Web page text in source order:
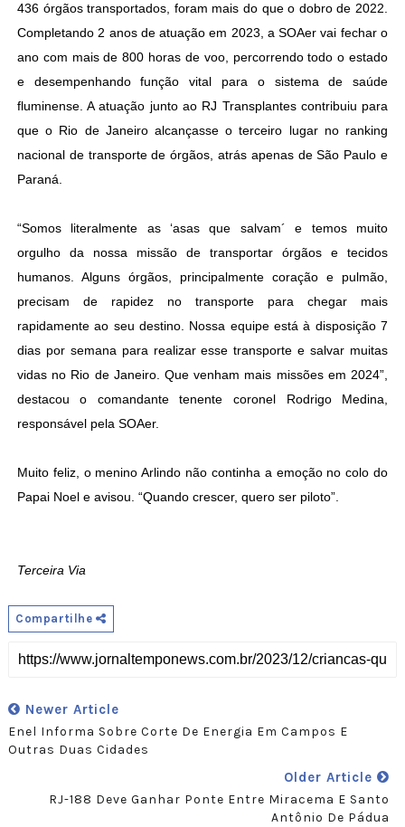
436 órgãos transportados, foram mais do que o dobro de 2022.
Completando 2 anos de atuação em 2023, a SOAer vai fechar o
ano com mais de 800 horas de voo, percorrendo todo o estado
e desempenhando função vital para o sistema de saúde
fluminense. A atuação junto ao RJ Transplantes contribuiu para
que o Rio de Janeiro alcançasse o terceiro lugar no ranking
nacional de transporte de órgãos, atrás apenas de São Paulo e
Paraná.
“Somos literalmente as ‘asas que salvam´ e temos muito
orgulho da nossa missão de transportar órgãos e tecidos
humanos. Alguns órgãos, principalmente coração e pulmão,
precisam de rapidez no transporte para chegar mais
rapidamente ao seu destino. Nossa equipe está à disposição 7
dias por semana para realizar esse transporte e salvar muitas
vidas no Rio de Janeiro. Que venham mais missões em 2024”,
destacou o comandante tenente coronel Rodrigo Medina,
responsável pela SOAer.
Muito feliz, o menino Arlindo não continha a emoção no colo do
Papai Noel e avisou. “Quando crescer, quero ser piloto”.
Terceira Via
Compartilhe
Newer Article
Enel Informa Sobre Corte De Energia Em Campos E
Outras Duas Cidades
Older Article
RJ-188 Deve Ganhar Ponte Entre Miracema E Santo
Antônio De Pádua